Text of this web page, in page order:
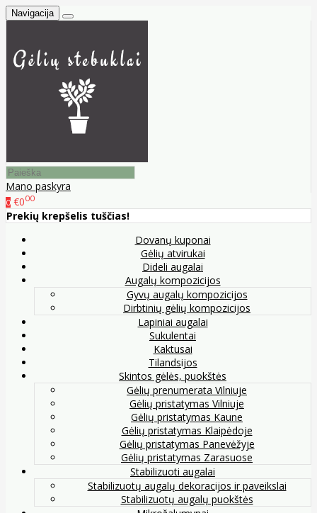
Navigacija
Mano paskyra
0 €000
Prekių krepšelis tuščias!
Dovanų kuponai
Gėlių atvirukai
Dideli augalai
Augalų kompozicijos
Gyvų augalų kompozicijos
Dirbtinių gėlių kompozicijos
Lapiniai augalai
Sukulentai
Kaktusai
Tilandsijos
Skintos gėlės, puokštės
Gėlių prenumerata Vilniuje
Gėlių pristatymas Vilniuje
Gėlių pristatymas Kaune
Gėlių pristatymas Klaipėdoje
Gėlių pristatymas Panevėžyje
Gėlių pristatymas Zarasuose
Stabilizuoti augalai
Stabilizuotų augalų dekoracijos ir paveikslai
Stabilizuotų augalų puokštės